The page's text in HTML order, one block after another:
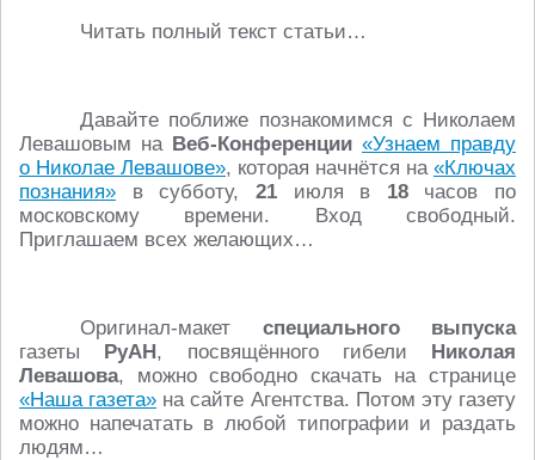
Читать полный текст статьи…
Давайте поближе познакомимся с Николаем
Левашовым на Веб-Конференции «Узнаем правду
о Николае Левашове», которая начнётся на «Ключах
познания» в субботу, 21июля в 18часов по
московскому времени. Вход свободный.
Приглашаем всех желающих…
Оригинал-макет специального выпуска
газеты РуАН, посвящённого гибели Николая
Левашова, можно свободно скачать на странице
«Наша газета» на сайте Агентства. Потом эту газету
можно напечатать в любой типографии и раздать
людям…